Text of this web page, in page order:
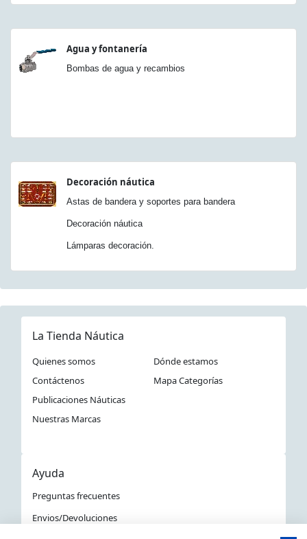
Agua y fontanería
Bombas de agua y recambios
Decoración náutica
Astas de bandera y soportes para bandera
Decoración náutica
Lámparas decoración.
La Tienda Náutica
Quienes somos
Dónde estamos
Contáctenos
Mapa Categorías
Publicaciones Náuticas
Nuestras Marcas
Ayuda
Preguntas frecuentes
Envios/Devoluciones